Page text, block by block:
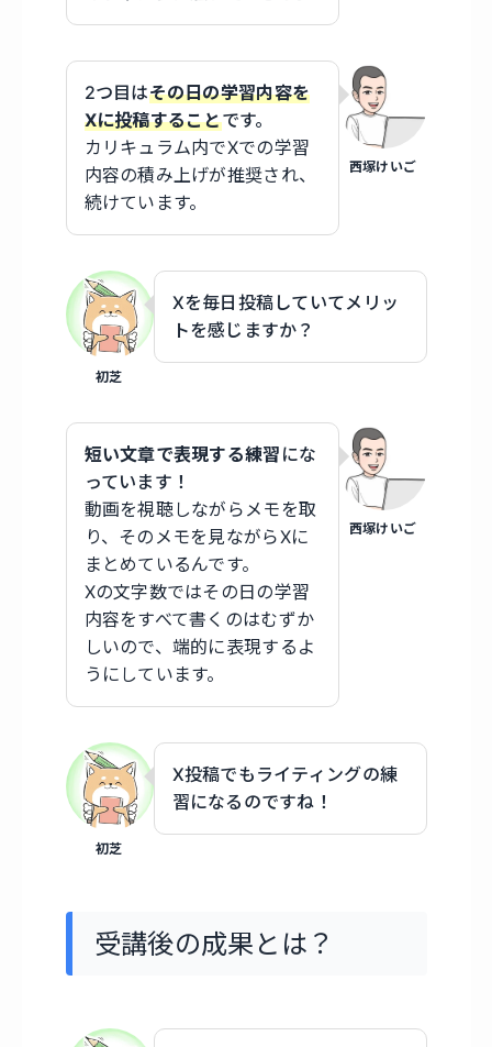
西塚けいご
2つ目はその日の学習内容を
Xに投稿することです。
カリキュラム内でXでの学習
内容の積み上げが推奨され、
続けています。
初芝
Xを毎日投稿していてメリッ
トを感じますか？
西塚けいご
短い文章で表現する練習 にな
っています！
動画を視聴しながらメモを取
り、そのメモを見ながらXに
まとめているんです。
Xの文字数ではその日の学習
内容をすべて書くのはむずか
しいので、端的に表現するよ
うにしています。
初芝
X投稿でもライティングの練
習になるのですね！
受講後の成果とは？